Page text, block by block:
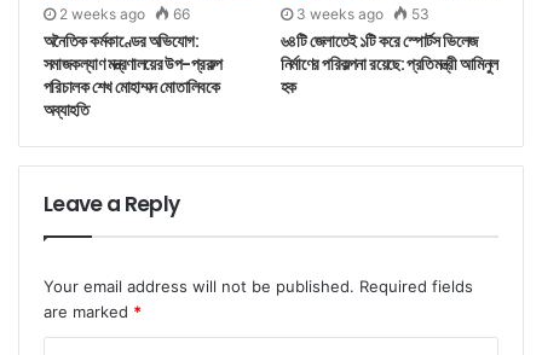
2 weeks ago 66
অনৈতিক কর্মকাণ্ডের অভিযোগ:
সমাজকল্যাণ মন্ত্রণালয়ের উপ-প্রকল্প
পরিচালক শেখ মোহাম্মদ মোতালিবকে
অব্যাহতি
3 weeks ago 53
৬৪টি জেলাতেই ১টি করে স্পোর্টস ভিলেজ
নির্মাণের পরিকল্পনা রয়েছে: প্রতিমন্ত্রী আমিনুল
হক
Leave a Reply
Your email address will not be published. Required fields
are marked *